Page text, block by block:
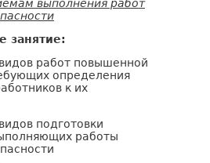
выполнения работ
занятие:
работ повышенной
определения
к их
подготовки
работы